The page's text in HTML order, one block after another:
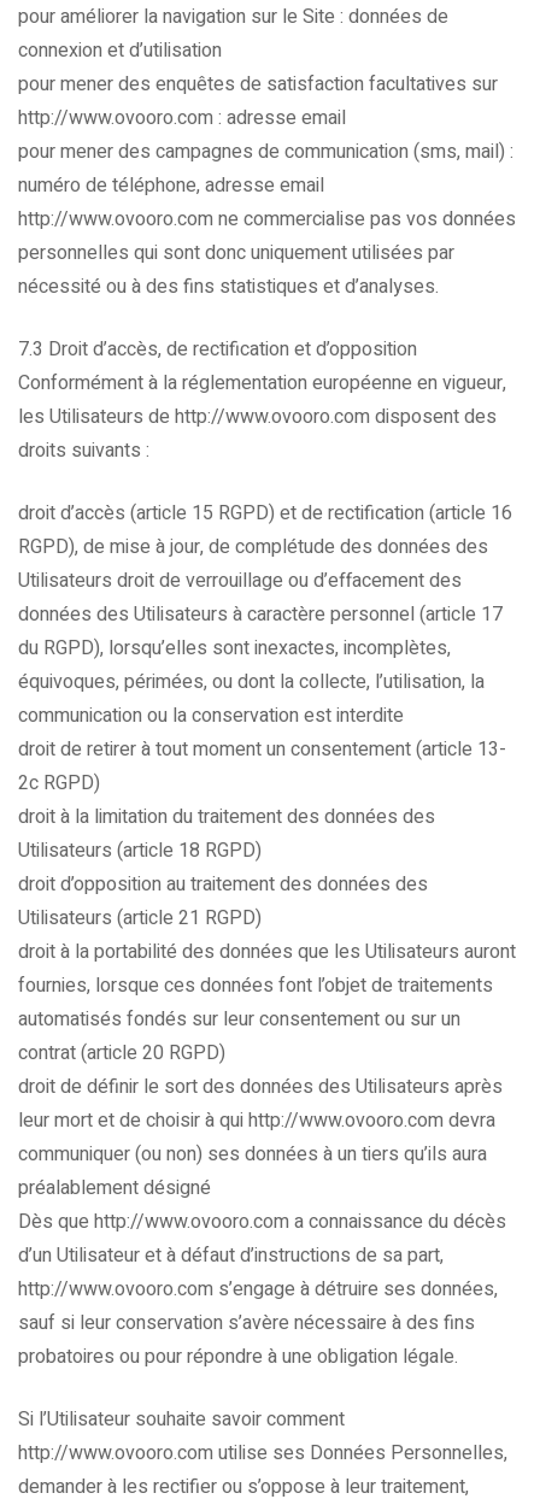
pour améliorer la navigation sur le Site : données de
connexion et d’utilisation
pour mener des enquêtes de satisfaction facultatives sur
http://www.ovooro.com : adresse email
pour mener des campagnes de communication (sms, mail) :
numéro de téléphone, adresse email
http://www.ovooro.com ne commercialise pas vos données
personnelles qui sont donc uniquement utilisées par
nécessité ou à des fins statistiques et d’analyses.
7.3 Droit d’accès, de rectification et d’opposition
Conformément à la réglementation européenne en vigueur,
les Utilisateurs de http://www.ovooro.com disposent des
droits suivants :
droit d’accès (article 15 RGPD) et de rectification (article 16
RGPD), de mise à jour, de complétude des données des
Utilisateurs droit de verrouillage ou d’effacement des
données des Utilisateurs à caractère personnel (article 17
du RGPD), lorsqu’elles sont inexactes, incomplètes,
équivoques, périmées, ou dont la collecte, l’utilisation, la
communication ou la conservation est interdite
droit de retirer à tout moment un consentement (article 13-
2c RGPD)
droit à la limitation du traitement des données des
Utilisateurs (article 18 RGPD)
droit d’opposition au traitement des données des
Utilisateurs (article 21 RGPD)
droit à la portabilité des données que les Utilisateurs auront
fournies, lorsque ces données font l’objet de traitements
automatisés fondés sur leur consentement ou sur un
contrat (article 20 RGPD)
droit de définir le sort des données des Utilisateurs après
leur mort et de choisir à qui http://www.ovooro.com devra
communiquer (ou non) ses données à un tiers qu’ils aura
préalablement désigné
Dès que http://www.ovooro.com a connaissance du décès
d’un Utilisateur et à défaut d’instructions de sa part,
http://www.ovooro.com s’engage à détruire ses données,
sauf si leur conservation s’avère nécessaire à des fins
probatoires ou pour répondre à une obligation légale.
Si l’Utilisateur souhaite savoir comment
http://www.ovooro.com utilise ses Données Personnelles,
demander à les rectifier ou s’oppose à leur traitement,